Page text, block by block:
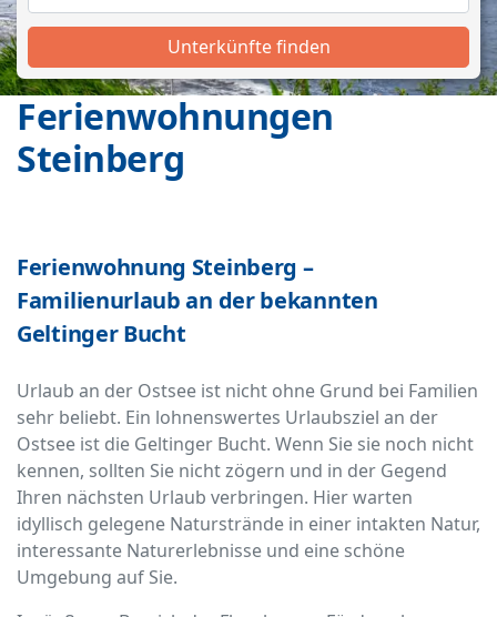
Unterkünfte finden
Ferienwohnungen
Steinberg
Ferienwohnung Steinberg –
Familienurlaub an der bekannten
Geltinger Bucht
Urlaub an der Ostsee ist nicht ohne Grund bei Familien
sehr beliebt. Ein lohnenswertes Urlaubsziel an der
Ostsee ist die Geltinger Bucht. Wenn Sie sie noch nicht
kennen, sollten Sie nicht zögern und in der Gegend
Ihren nächsten Urlaub verbringen. Hier warten
idyllisch gelegene Naturstrände in einer intakten Natur,
interessante Naturerlebnisse und eine schöne
Umgebung auf Sie.